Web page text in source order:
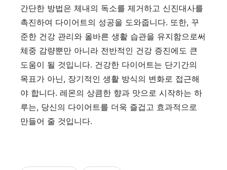
간단한 방법은 체내의 독소를 제거하고 신진대사를
촉진하여 다이어트의 성공을 도와줍니다. 또한, 꾸
준한 건강 관리와 올바른 생활 습관을 유지함으로써
체중 감량뿐만 아니라 전반적인 건강 증진에도 큰
도움이 될 것입니다. 건강한 다이어트는 단기간의
목표가 아닌, 장기적인 생활 방식의 변화로 접근해
야 합니다. 레몬의 상큼한 향과 맛으로 시작하는 하
루는, 당신의 다이어트를 더욱 즐겁고 효과적으로
만들어 줄 것입니다.